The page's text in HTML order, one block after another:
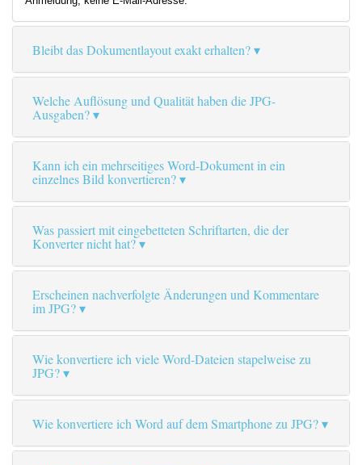
Bleibt das Dokumentlayout exakt erhalten?
Welche Auflösung und Qualität haben die JPG-
Ausgaben?
Kann ich ein mehrseitiges Word-Dokument in ein
einzelnes Bild konvertieren?
Was passiert mit eingebetteten Schriftarten, die der
Konverter nicht hat?
Erscheinen nachverfolgte Änderungen und Kommentare
im JPG?
Wie konvertiere ich viele Word-Dateien stapelweise zu
JPG?
Wie konvertiere ich Word auf dem Smartphone zu JPG?